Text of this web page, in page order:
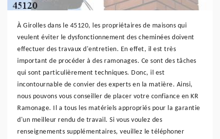
À Girolles dans le 45120, les propriétaires de maisons qui
veulent éviter le dysfonctionnement des cheminées doivent
effectuer des travaux d'entretien. En effet, il est très
important de procéder à des ramonages. Ce sont des tâches
qui sont particulièrement techniques. Donc, il est
incontournable de convier des experts en la matière. Ainsi,
nous pouvons vous conseiller de placer votre confiance en KR
Ramonage. Il a tous les matériels appropriés pour la garantie
d'un meilleur rendu de travail. Si vous voulez des
renseignements supplémentaires, veuillez le téléphoner